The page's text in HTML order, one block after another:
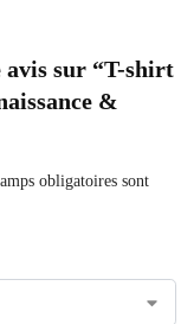
avis sur “T-shirt
&
obligatoires sont